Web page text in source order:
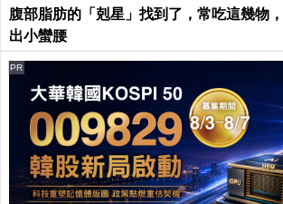
腹部脂肪的「剋星」找到了，常吃這幾物
出小蠻腰
PR